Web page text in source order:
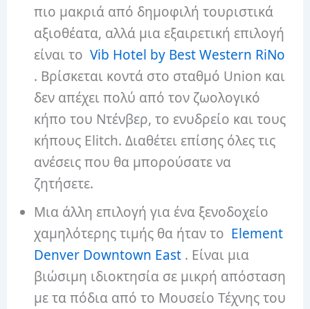
πιο μακριά από δημοφιλή τουριστικά
αξιοθέατα, αλλά μια εξαιρετική επιλογή
είναι τοVib Hotel by Best Western RiNo
. Βρίσκεται κοντά στο σταθμό Union και
δεν απέχει πολύ από τον ζωολογικό
κήπο του Ντένβερ, το ενυδρείο και τους
κήπους Elitch. Διαθέτει επίσης όλες τις
ανέσεις που θα μπορούσατε να
ζητήσετε.
Μια άλλη επιλογή για ένα ξενοδοχείο
χαμηλότερης τιμής θα ήταν το Element
Denver Downtown East . Είναι μια
βιώσιμη ιδιοκτησία σε μικρή απόσταση
με τα πόδια από το Μουσείο Τέχνης του